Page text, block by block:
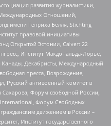
развития журналистики,
Отношений,
имени Генриха Бёлля, Stichting
правовой инициативы
Открытой Эстонии, Calvert 22
Институт Макдональда-Лорье,
Канады, Декабристы, Международный
пресса, Возрождение,
Русский антивоенный комитет в
Форум свободной России,
Форум Свободных
движением в России –
Институт государственного